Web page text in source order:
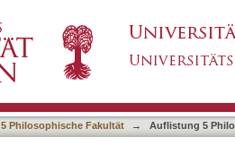
5 Philosophische Fakultät → Auflistung 5